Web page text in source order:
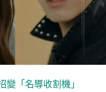
「名導收割機」